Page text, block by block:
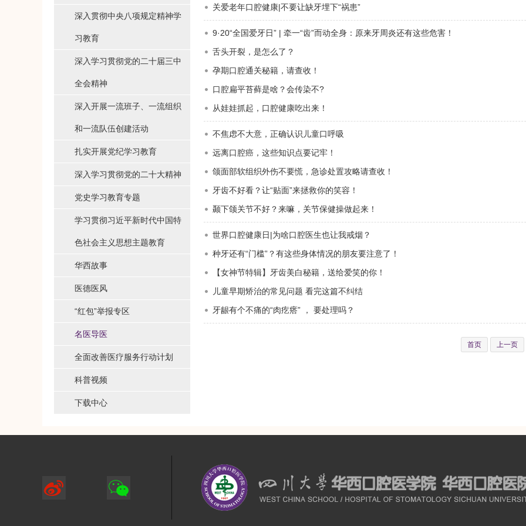
深入贯彻中央八项规定精神学
习教育
深入学习贯彻党的二十届三中
全会精神
深入开展一流班子、一流组织
和一流队伍创建活动
扎实开展党纪学习教育
深入学习贯彻党的二十大精神
党史学习教育专题
学习贯彻习近平新时代中国特
色社会主义思想主题教育
华西故事
医德医风
“红包”举报专区
名医导医
全面改善医疗服务行动计划
科普视频
下载中心
关爱老年口腔健康|不要让缺牙埋下“祸患”
9·20“全国爱牙日” | 牵一“齿”而动全身：原来牙周炎还有这些危害！
舌头开裂，是怎么了？
孕期口腔通关秘籍，请查收！
口腔扁平苔藓是啥？会传染不?
从娃娃抓起，口腔健康吃出来！
不焦虑不大意，正确认识儿童口呼吸
远离口腔癌，这些知识点要记牢！
颌面部软组织外伤不要慌，急诊处置攻略请查收！
牙齿不好看？让“贴面”来拯救你的笑容！
颞下颌关节不好？来嘛，关节保健操做起来！
世界口腔健康日|为啥口腔医生也让我戒烟？
种牙还有“门槛”？有这些身体情况的朋友要注意了！
【女神节特辑】牙齿美白秘籍，送给爱笑的你！
儿童早期矫治的常见问题 看完这篇不纠结
牙龈有个不痛的“肉疙瘩” ， 要处理吗？
首页 上一页